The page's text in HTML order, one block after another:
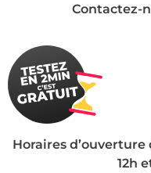
Contactez-
Horaires
12h